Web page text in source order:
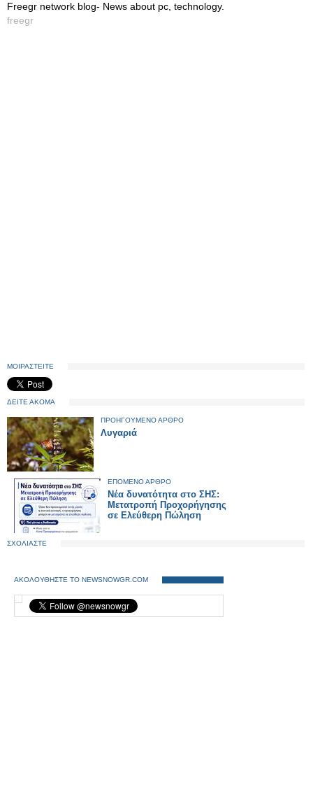
Freegr network blog- News about pc, technology.
freegr
ΜΟΙΡΑΣΤΕΙΤΕ
ΔΕΙΤΕ ΑΚΟΜΑ
ΠΡΟΗΓΟΥΜΕΝΟ ΑΡΘΡΟ
Λυγαριά
ΕΠΟΜΕΝΟ ΑΡΘΡΟ
Νέα δυνατότητα στο ΣΗΣ:
Μετατροπή Προχορήγησης
σε Ελεύθερη Πώληση
ΣΧΟΛΙΑΣΤΕ
ΑΚΟΛΟΥΘΗΣΤΕ ΤΟ NEWSNOWGR.COM